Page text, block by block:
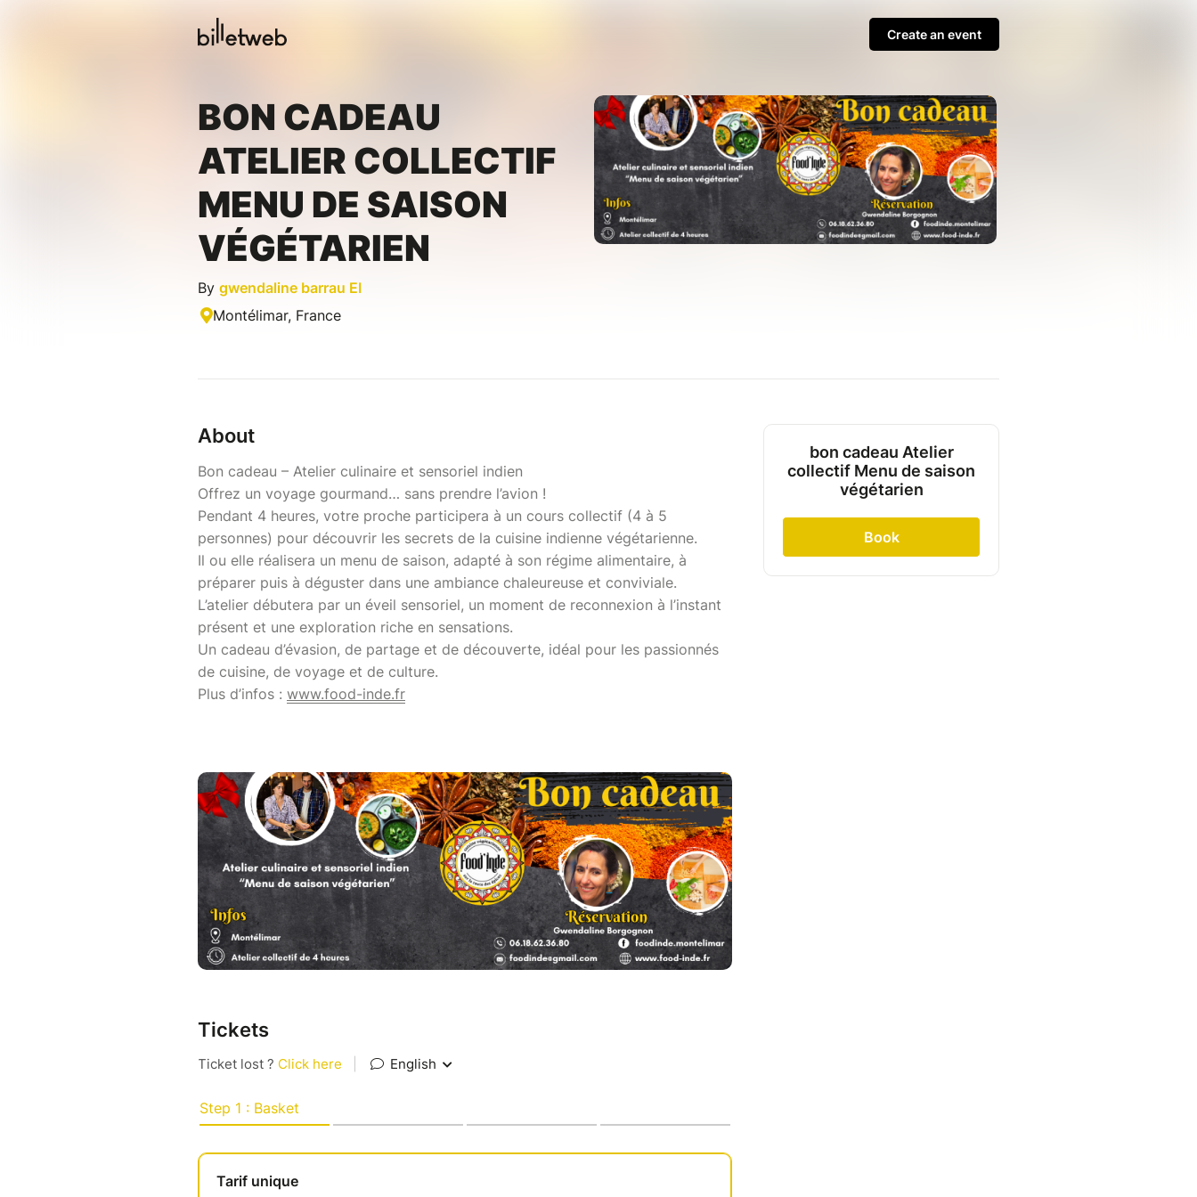
Create an event
BON CADEAU
ATELIER COLLECTIF
MENU DE SAISON
VÉGÉTARIEN
By gwendaline barrau EI
Montélimar, France
About
Bon cadeau – Atelier culinaire et sensoriel indien
Offrez un voyage gourmand… sans prendre l’avion !
Pendant 4 heures, votre proche participera à un cours collectif (4 à 5
personnes) pour découvrir les secrets de la cuisine indienne végétarienne.
Il ou elle réalisera un menu de saison, adapté à son régime alimentaire, à
préparer puis à déguster dans une ambiance chaleureuse et conviviale.
L’atelier débutera par un éveil sensoriel, un moment de reconnexion à l’instant
présent et une exploration riche en sensations.
Un cadeau d’évasion, de partage et de découverte, idéal pour les passionnés
de cuisine, de voyage et de culture.
Plus d’infos : www.food-inde.fr
Tickets
bon cadeau Atelier
collectif Menu de saison
végétarien
Book